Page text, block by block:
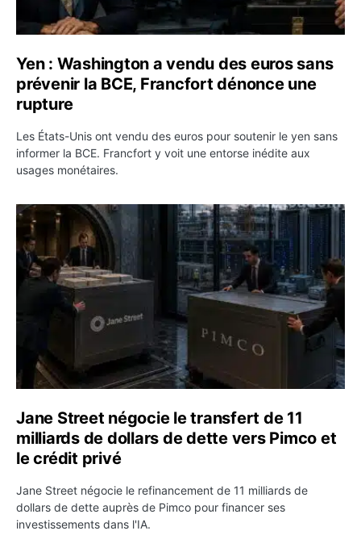
Yen : Washington a vendu des euros sans
prévenir la BCE, Francfort dénonce une
rupture
Les États-Unis ont vendu des euros pour soutenir le yen sans
informer la BCE. Francfort y voit une entorse inédite aux
usages monétaires.
Jane Street négocie le transfert de 11 milliards de
Jane Street négocie le transfert de 11
milliards de dollars de dette vers Pimco et
le crédit privé
Jane Street négocie le refinancement de 11 milliards de
dollars de dette auprès de Pimco pour financer ses
investissements dans l'IA.